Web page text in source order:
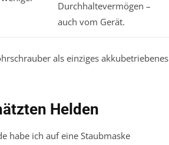
Durchhaltevermögen –
auch vom Gerät.
als einziges akkubetriebenes
Helden
habe ich auf eine Staubmaske